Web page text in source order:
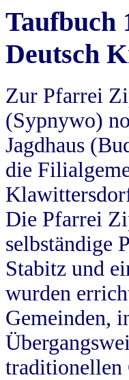
Taufbuch
Deutsch
Zur Pfarrei
(Sypnywo)
Jagdhaus
die
Die Pfarrei
selbständige
Stabitz und
wurden
Gemeinden,
traditionellen